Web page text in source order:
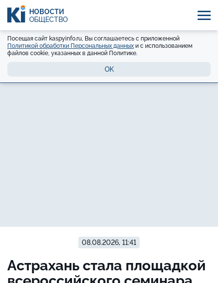
НОВОСТИ
ОБЩЕСТВО
Посещая сайт kaspyinfo.ru, Вы соглашаетесь с приложенной
Политикой обработки Персональных данных и с использованием
файлов cookie, указанных в данной Политике.
OK
08.08.2026, 11:41
Астрахань стала площадкой